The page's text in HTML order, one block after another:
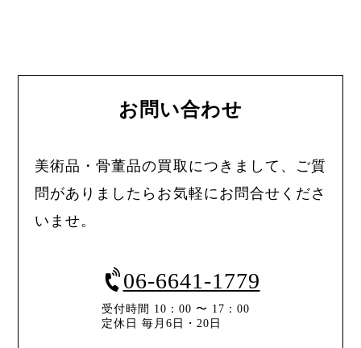
お問い合わせ
美術品・骨董品の買取につきまして、ご質
問がありましたらお気軽にお問合せくださ
いませ。
06-6641-1779
受付時間 10：00 〜 17：00
定休日 毎月6日・20日